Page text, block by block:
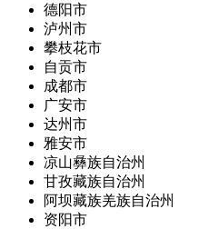
德阳市
泸州市
攀枝花市
自贡市
成都市
广安市
达州市
雅安市
凉山彝族自治州
甘孜藏族自治州
阿坝藏族羌族自治州
资阳市